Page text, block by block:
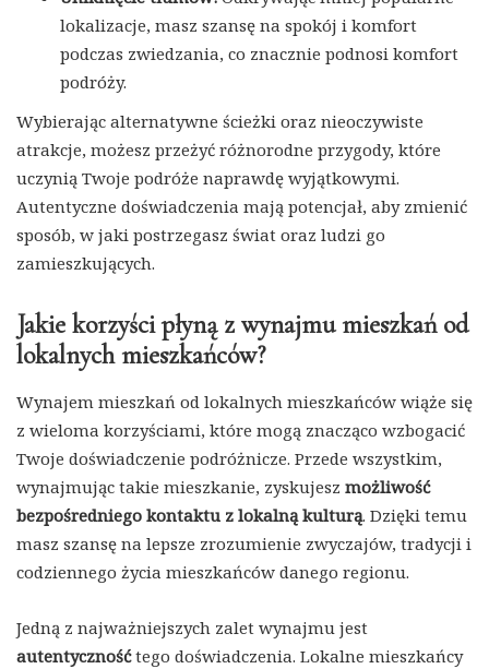
lokalizacje, masz szansę na spokój i komfort
podczas zwiedzania, co znacznie podnosi komfort
podróży.
Wybierając alternatywne ścieżki oraz nieoczywiste
atrakcje, możesz przeżyć różnorodne przygody, które
uczynią Twoje podróże naprawdę wyjątkowymi.
Autentyczne doświadczenia mają potencjał, aby zmienić
sposób, w jaki postrzegasz świat oraz ludzi go
zamieszkujących.
Jakie korzyści płyną z wynajmu mieszkań od
lokalnych mieszkańców?
Wynajem mieszkań od lokalnych mieszkańców wiąże się
z wieloma korzyściami, które mogą znacząco wzbogacić
Twoje doświadczenie podróżnicze. Przede wszystkim,
wynajmując takie mieszkanie, zyskujesz możliwość
bezpośredniego kontaktu z lokalną kulturą. Dzięki temu
masz szansę na lepsze zrozumienie zwyczajów, tradycji i
codziennego życia mieszkańców danego regionu.
Jedną z najważniejszych zalet wynajmu jest
autentycznośćtego doświadczenia. Lokalne mieszkańcy